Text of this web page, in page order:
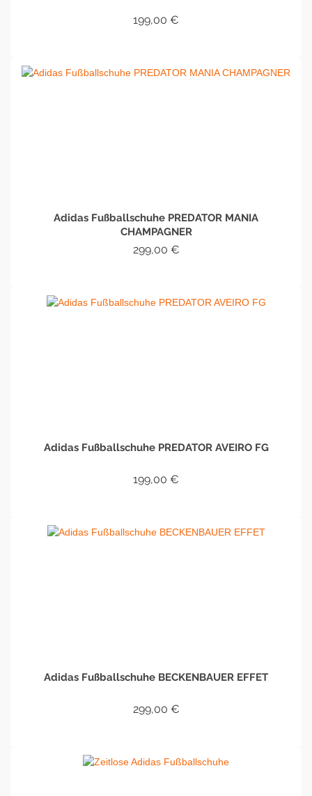
199,00 €
Adidas Fußballschuhe PREDATOR MANIA
CHAMPAGNER
299,00 €
Adidas Fußballschuhe PREDATOR AVEIRO FG
199,00 €
Adidas Fußballschuhe BECKENBAUER EFFET
299,00 €